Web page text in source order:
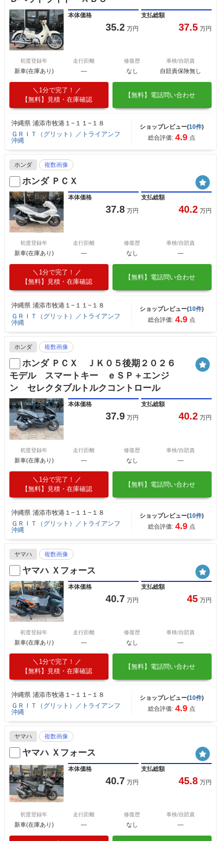
本体価格
35.2 万円
支払総額
37.5 万円
初度登録年
新車(在庫あり)
走行距離
―
修復歴
なし
車検/自賠責
自賠責保険無し
1分で完了！
【無料】見積・在庫確認
【無料】電話問い合わせ
沖縄県 浦添市牧港１−１１−１８
ＧＲＩＴ（グリット）／トライアンフ
沖縄
ショップレビュー(10件)
総合評価: 4.9 点
ホンダ 複数画像
ホンダ ＰＣＸ
本体価格
37.8 万円
支払総額
40.2 万円
初度登録年
新車(在庫あり)
走行距離
―
修復歴
なし
車検/自賠責
―
1分で完了！
【無料】見積・在庫確認
【無料】電話問い合わせ
沖縄県 浦添市牧港１−１１−１８
ＧＲＩＴ（グリット）／トライアンフ
沖縄
ショップレビュー(10件)
総合評価: 4.9 点
ホンダ 複数画像
ホンダ ＰＣＸ ＪＫ０５後期２０２６
モデル スマートキー ｅＳＰ＋エンジ
ン セレクタブルトルクコントロール
本体価格
37.9 万円
支払総額
40.2 万円
初度登録年
新車(在庫あり)
走行距離
―
修復歴
なし
車検/自賠責
―
1分で完了！
【無料】見積・在庫確認
【無料】電話問い合わせ
沖縄県 浦添市牧港１−１１−１８
ＧＲＩＴ（グリット）／トライアンフ
沖縄
ショップレビュー(10件)
総合評価: 4.9 点
ヤマハ 複数画像
ヤマハ Ｘフォース
本体価格
40.7 万円
支払総額
45 万円
初度登録年
新車(在庫あり)
走行距離
―
修復歴
なし
車検/自賠責
―
1分で完了！
【無料】見積・在庫確認
【無料】電話問い合わせ
沖縄県 浦添市牧港１−１１−１８
ＧＲＩＴ（グリット）／トライアンフ
沖縄
ショップレビュー(10件)
総合評価: 4.9 点
ヤマハ 複数画像
ヤマハ Ｘフォース
本体価格
40.7 万円
支払総額
45.8 万円
初度登録年
新車(在庫あり)
走行距離
―
修復歴
なし
車検/自賠責
―